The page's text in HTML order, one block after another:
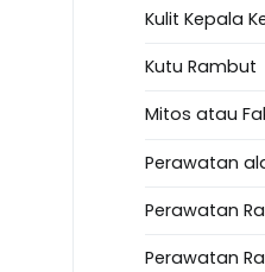
Kulit Kepala
Kutu Rambut
Mitos atau
Perawatan
Perawatan
Perawatan